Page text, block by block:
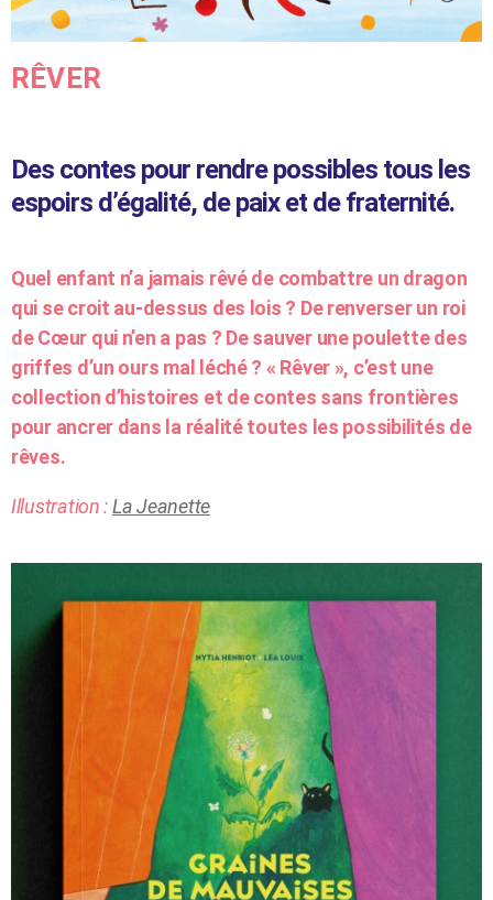
RÊVER
Des contes pour rendre possibles tous les
espoirs d’égalité, de paix et de fraternité.
Quel enfant n’a jamais rêvé de combattre un dragon
qui se croit au-dessus des lois ? De renverser un roi
de Cœur qui n’en a pas ? De sauver une poulette des
griffes d’un ours mal léché ? « Rêver », c’est une
collection d’histoires et de contes sans frontières
pour ancrer dans la réalité toutes les possibilités de
rêves.
Illustration :La Jeanette